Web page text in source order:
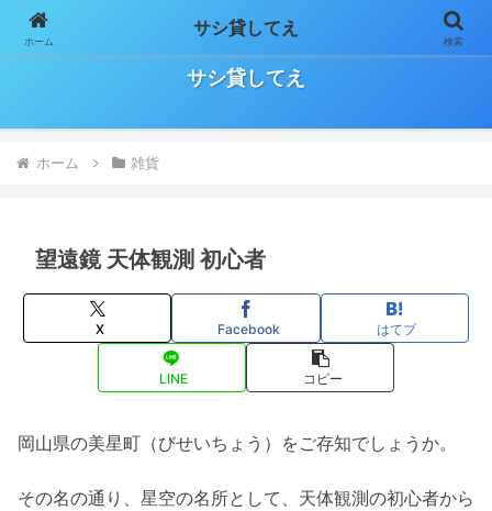
日々の気になること、お役立ち情報などをゆる～く気長に書いていきます！
サシ貸してえ
ホーム 雑貨
望遠鏡 天体観測 初心者
X Facebook はてブ
LINE コピー
岡山県の美星町（びせいちょう）をご存知でしょうか。
その名の通り、星空の名所として、天体観測の初心者から
ホーム
サシ貸してえ
検索